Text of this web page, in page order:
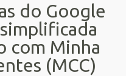
do Google
com Minha
(MCC)